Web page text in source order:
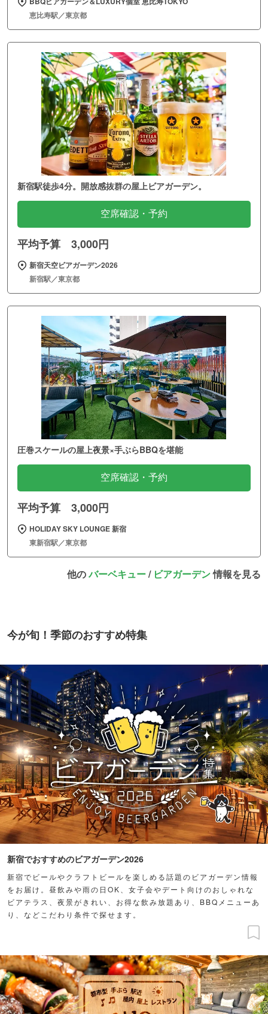
恵比寿駅／東京都
新宿駅徒歩4分。開放感抜群の屋上ビアガーデン。
空席確認・予約
平均予算 3,000円
新宿天空ビアガーデン2026
新宿駅／東京都
圧巻スケールの屋上夜景×手ぶらBBQを堪能
空席確認・予約
平均予算 3,000円
HOLIDAY SKY LOUNGE 新宿
東新宿駅／東京都
他のバーベキュー/ ビアガーデン情報を見る
今が旬！季節のおすすめ特集
新宿でおすすめのビアガーデン2026
新宿でビールやクラフトビールを楽しめる話題のビアガーデン情報
をお届け。昼飲みや雨の日OK、女子会やデート向けのおしゃれな
ビアテラス、夜景がきれい、お得な飲み放題あり、BBQメニューあ
り、などこだわり条件で探せます。